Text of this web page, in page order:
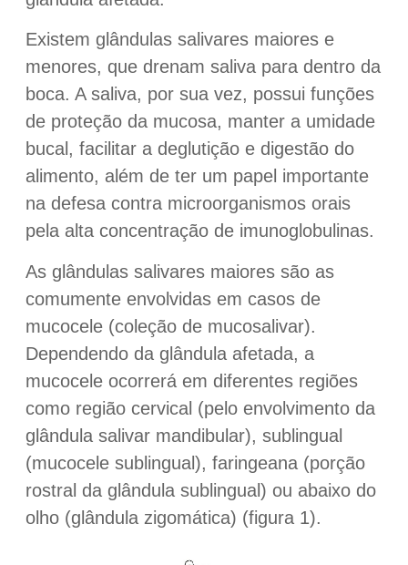
Existem glândulas salivares maiores e
menores, que drenam saliva para dentro da
boca. A saliva, por sua vez, possui funções
de proteção da mucosa, manter a umidade
bucal, facilitar a deglutição e digestão do
alimento, além de ter um papel importante
na defesa contra microorganismos orais
pela alta concentração de imunoglobulinas.
As glândulas salivares maiores são as
comumente envolvidas em casos de
mucocele (coleção de mucosalivar).
Dependendo da glândula afetada, a
mucocele ocorrerá em diferentes regiões
como região cervical (pelo envolvimento da
glândula salivar mandibular), sublingual
(mucocele sublingual), faringeana (porção
rostral da glândula sublingual) ou abaixo do
olho (glândula zigomática) (figura 1).